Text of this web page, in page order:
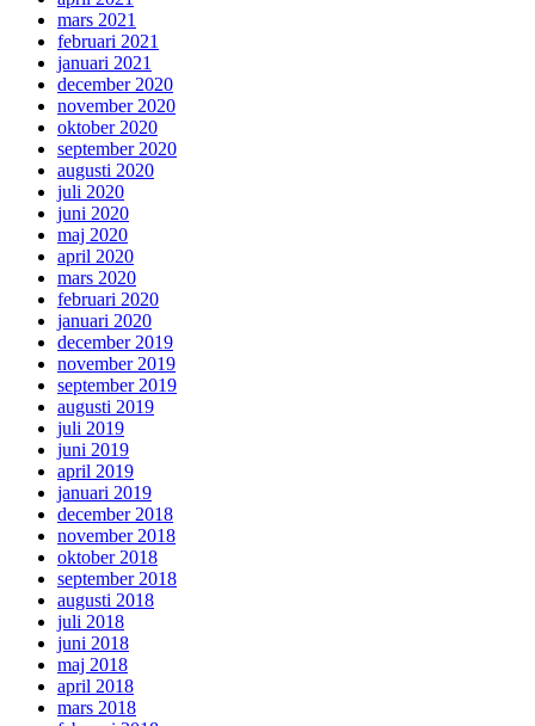
mars 2021
februari 2021
januari 2021
december 2020
november 2020
oktober 2020
september 2020
augusti 2020
juli 2020
juni 2020
maj 2020
april 2020
mars 2020
februari 2020
januari 2020
december 2019
november 2019
september 2019
augusti 2019
juli 2019
juni 2019
april 2019
januari 2019
december 2018
november 2018
oktober 2018
september 2018
augusti 2018
juli 2018
juni 2018
maj 2018
april 2018
mars 2018